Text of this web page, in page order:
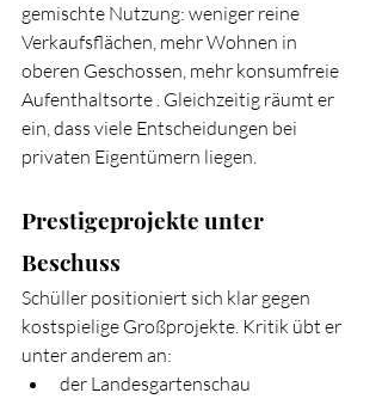
gemischte Nutzung: weniger reine
Verkaufsflächen, mehr Wohnen in
oberen Geschossen, mehr konsumfreie
Aufenthaltsorte . Gleichzeitig räumt er
ein, dass viele Entscheidungen bei
privaten Eigentümern liegen.
Prestigeprojekte unter
Beschuss
Schüller positioniert sich klar gegen
kostspielige Großprojekte. Kritik übt er
unter anderem an:
der Landesgartenschau